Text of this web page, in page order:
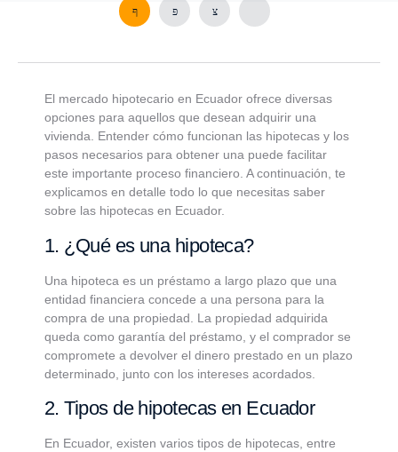
El mercado hipotecario en Ecuador ofrece diversas
opciones para aquellos que desean adquirir una
vivienda. Entender cómo funcionan las hipotecas y los
pasos necesarios para obtener una puede facilitar
este importante proceso financiero. A continuación, te
explicamos en detalle todo lo que necesitas saber
sobre las hipotecas en Ecuador.
1. ¿Qué es una hipoteca?
Una hipoteca es un préstamo a largo plazo que una
entidad financiera concede a una persona para la
compra de una propiedad. La propiedad adquirida
queda como garantía del préstamo, y el comprador se
compromete a devolver el dinero prestado en un plazo
determinado, junto con los intereses acordados.
2. Tipos de hipotecas en Ecuador
En Ecuador, existen varios tipos de hipotecas, entre